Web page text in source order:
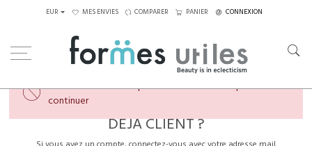
EUR MES ENVIES COMPARER PANIER CONNEXION
Veuillez créer un compte ou vous connecter pour
continuer
DÉJÀ CLIENT ?